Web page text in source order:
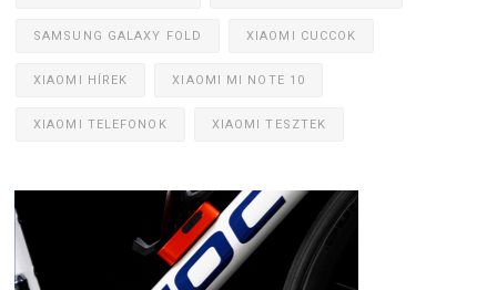
SAMSUNG GALAXY FOLD XIAOMI CUCCOK
XIAOMI HÍREK XIAOMI MI NOTE 10
XIAOMI TELEFONOK XIAOMI TESZTEK